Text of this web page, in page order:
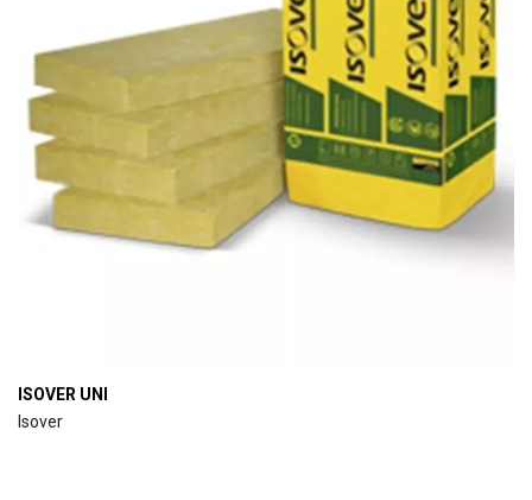
ISOVER UNI
Isover